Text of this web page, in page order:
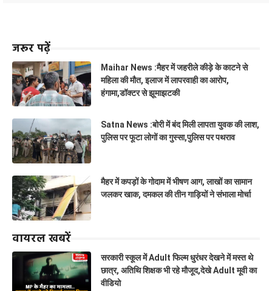
जरूर पढ़ें
Maihar News :मैहर में जहरीले कीड़े के काटने से
महिला की मौत, इलाज में लापरवाही का आरोप,
हंगामा,डॉक्टर से झूमाझटकी
Satna News :बोरी में बंद मिली लापता युवक की लाश,
पुलिस पर फूटा लोगों का गुस्सा,पुलिस पर पथराव
मैहर में कपड़ों के गोदाम में भीषण आग, लाखों का सामान
जलकर खाक, दमकल की तीन गाड़ियों ने संभाला मोर्चा
वायरल खबरें
सरकारी स्कूल में Adult फिल्म धुरंधर देखने में मस्त थे
छात्र, अतिथि शिक्षक भी रहे मौजूद,देखे Adult मूवी का
वीडियो